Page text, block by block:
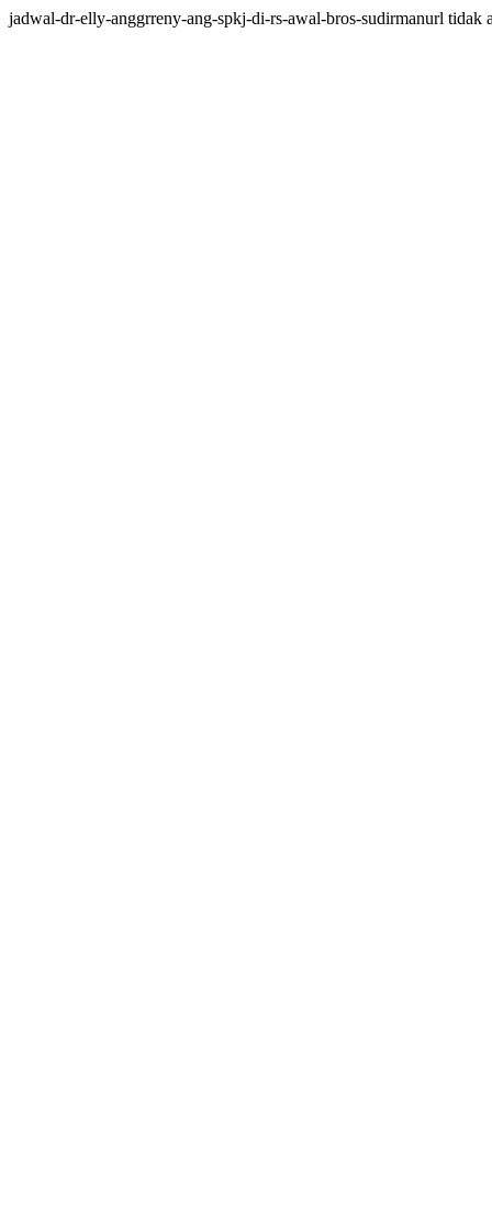
jadwal-dr-elly-anggrreny-ang-spkj-di-rs-awal-bros-sudirmanurl tidak